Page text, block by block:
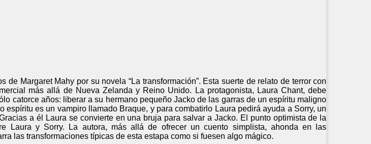
de Margaret Mahy por su novela “La transformación”. Esta suerte de relato de terror con
más allá de Nueva Zelanda y Reino Unido. La protagonista, Laura Chant, debe
catorce años: liberar a su hermano pequeño Jacko de las garras de un espíritu maligno
espíritu es un vampiro llamado Braque, y para combatirlo Laura pedirá ayuda a Sorry, un
a él Laura se convierte en una bruja para salvar a Jacko. El punto optimista de la
Laura y Sorry. La autora, más allá de ofrecer un cuento simplista, ahonda en las
las transformaciones típicas de esta estapa como si fuesen algo mágico.